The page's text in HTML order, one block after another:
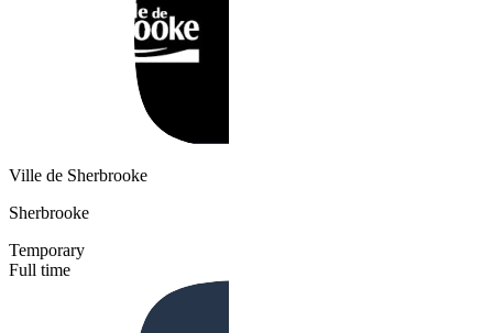
Ville de Sherbrooke
Sherbrooke
Temporary
Full time